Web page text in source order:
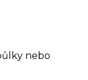
nebo